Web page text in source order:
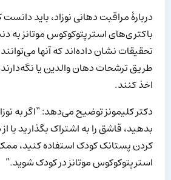
دربارهٔ مراقبت دهانی نوزاد، باید دانست
باکتری‌های استرپتوکوکوس موتانز به
تحقیقات نشان داده‌اند که آنها می‌توانند
طریق ترشحات دهان والدین یا
اخذ کنند.
دکتر کلیمونز توضیح می‌دهد: “اگر به
بدهید، قاشق را به اشتراک بگذارید یا
کردن پستانک کودک استفاده کنید،
استرپتوکوکوس موتانز در کودک شوید.”